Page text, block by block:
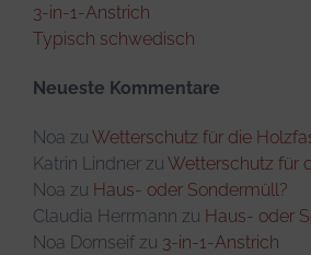
3-in-1-Anstrich
Typisch schwedisch
Neueste Kommentare
Noa zu Wetterschutz für die
Katrin Lindner zu Wetterschutz für
Noa zu Haus- oder Sondermüll?
Claudia Herrmann zu Haus- oder
Noa Dornseif zu 3-in-1-Anstrich